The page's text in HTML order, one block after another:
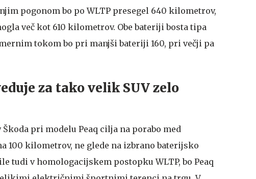
pogonom bo po WLTP presegel 640 kilometrov,
več kot 610 kilometrov. Obe bateriji bosta tipa
tokom bo pri manjši bateriji 160, pri večji pa
za tako velik SUV zelo
pri modelu Peaq cilja na porabo med
100 kilometrov, ne glede na izbrano baterijsko
tudi v homologacijskem postopku WLTP, bo Peaq